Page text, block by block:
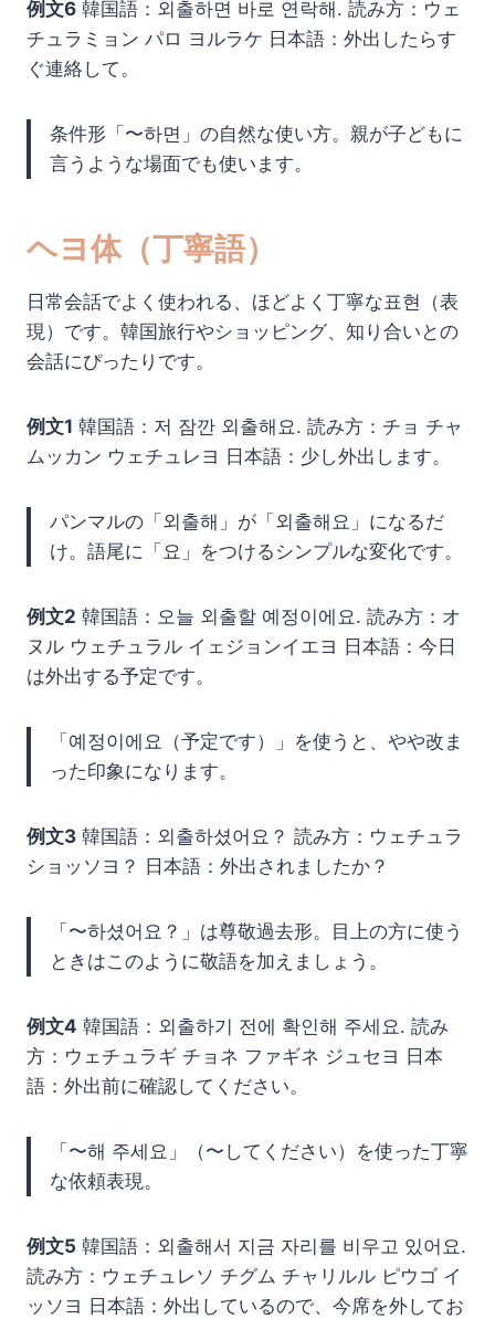
例文6 韓国語：외출하면 바로 연락해. 読み方：ウェ
チュラミョン パロ ヨルラケ 日本語：外出したらす
ぐ連絡して。
条件形「〜하면」の自然な使い方。親が子どもに
言うような場面でも使います。
ヘヨ体（丁寧語）
日常会話でよく使われる、ほどよく丁寧な표현（表
現）です。韓国旅行やショッピング、知り合いとの
会話にぴったりです。
例文1 韓国語：저 잠깐 외출해요. 読み方：チョ チャ
ムッカン ウェチュレヨ 日本語：少し外出します。
パンマルの「외출해」が「외출해요」になるだ
け。語尾に「요」をつけるシンプルな変化です。
例文2 韓国語：오늘 외출할 예정이에요. 読み方：オ
ヌル ウェチュラル イェジョンイエヨ 日本語：今日
は外出する予定です。
「예정이에요（予定です）」を使うと、やや改ま
った印象になります。
例文3 韓国語：외출하셨어요？ 読み方：ウェチュラ
ショッソヨ？ 日本語：外出されましたか？
「〜하셨어요？」は尊敬過去形。目上の方に使う
ときはこのように敬語を加えましょう。
例文4 韓国語：외출하기 전에 확인해 주세요. 読み
方：ウェチュラギ チョネ ファギネ ジュセヨ 日本
語：外出前に確認してください。
「〜해 주세요」（〜してください）を使った丁寧
な依頼表現。
例文5 韓国語：외출해서 지금 자리를 비우고 있어요.
読み方：ウェチュレソ チグム チャリルル ピウゴ イ
ッソヨ 日本語：外出しているので、今席を外してお